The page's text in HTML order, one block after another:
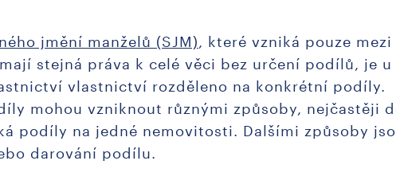
jmění manželů (SJM) , které vzniká pouze
stejná práva k celé věci bez určení podílů, je u
vlastnictví rozděleno na konkrétní podíly.
mohou vzniknout různými způsoby, nejčastěji
podíly na jedné nemovitosti. Dalšími způsoby
darování podílu.